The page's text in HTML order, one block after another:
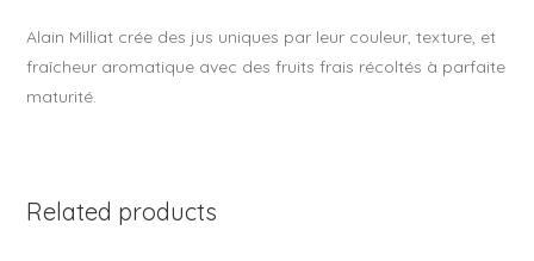
Alain Milliat crée des jus uniques par leur couleur, texture, et
fraîcheur aromatique avec des fruits frais récoltés à parfaite
maturité.
Related products